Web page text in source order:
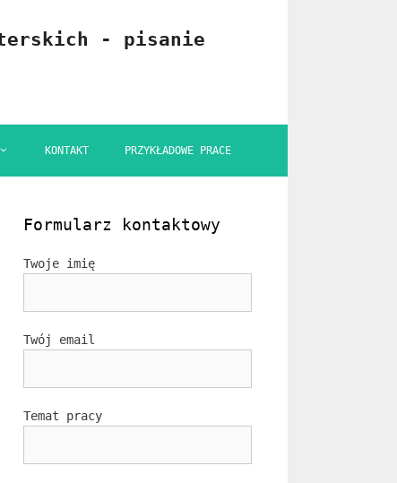
- pisanie
KONTAKT PRZYKŁADOWE PRACE
Formularz kontaktowy
Twoje imię
Twój email
Temat pracy